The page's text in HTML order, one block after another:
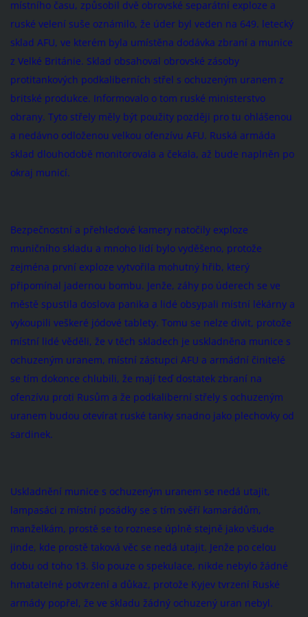
místního času, způsobil dvě obrovské separátní exploze a
ruské velení suše oznámilo, že úder byl veden na 649. letecký
sklad AFU, ve kterém byla umístěna dodávka zbraní a munice
z Velké Británie. Sklad obsahoval obrovské zásoby
protitankových podkaliberních střel s ochuzeným uranem z
britské produkce. Informovalo o tom ruské ministerstvo
obrany. Tyto střely měly být použity později pro tu ohlášenou
a nedávno odloženou velkou ofenzívu AFU. Ruská armáda
sklad dlouhodobě monitorovala a čekala, až bude naplněn po
okraj municí.
Bezpečnostní a přehledové kamery natočily exploze
muničního skladu a mnoho lidí bylo vyděšeno, protože
zejména první exploze vytvořila mohutný hřib, který
připomínal jadernou bombu. Jenže, záhy po úderech se ve
městě spustila doslova panika a lidé obsypali místní lékárny a
vykoupili veškeré jódové tablety. Tomu se nelze divit, protože
místní lidé věděli, že v těch skladech je uskladněna munice s
ochuzeným uranem, místní zástupci AFU a armádní činitelé
se tím dokonce chlubili, že mají teď dostatek zbraní na
ofenzívu proti Rusům a že podkaliberní střely s ochuzeným
uranem budou otevírat ruské tanky snadno jako plechovky od
sardinek.
Uskladnění munice s ochuzeným uranem se nedá utajit,
lampasáci z místní posádky se s tím svěří kamarádům,
manželkám, prostě se to roznese úplně stejně jako všude
jinde, kde prostě taková věc se nedá utajit. Jenže po celou
dobu od toho 13. šlo pouze o spekulace, nikde nebylo žádné
hmatatelné potvrzení a důkaz, protože Kyjev tvrzení Ruské
armády popřel, že ve skladu žádný ochuzený uran nebyl.